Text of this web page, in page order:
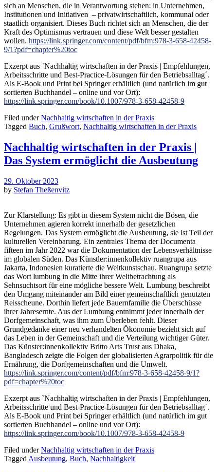
sich an Menschen, die in Verantwortung stehen: in Unternehmen,
Institutionen und Initiativen – privatwirtschaftlich, kommunal oder
staatlich organisiert. Dieses Buch richtet sich an Menschen, die der
Kraft des Optimismus vertrauen und diese Welt besser gestalten
wollen. https://link.springer.com/content/pdf/bfm:978-3-658-42458-
9/1?pdf=chapter%20toc
Exzerpt aus `Nachhaltig wirtschaften in der Praxis | Empfehlungen,
Arbeitsschritte und Best-Practice-Lösungen für den Betriebsalltag´.
Als E-Book und Print bei Springer erhältlich (und natürlich im gut
sortierten Buchhandel – online und vor Ort):
https://link.springer.com/book/10.1007/978-3-658-42458-9
Filed underNachhaltig wirtschaften in der Praxis
Tagged Buch, Grußwort, Nachhaltig wirtschaften in der Praxis
Nachhaltig wirtschaften in der Praxis |
Das System ermöglicht die Ausbeutung
29. Oktober 2023
by Stefan Theßenvitz
Zur Klarstellung: Es gibt in diesem System nicht die Bösen, die
Unternehmen agieren korrekt innerhalb der gesetzlichen
Regelungen. Das System ermöglicht die Ausbeutung, sie ist Teil der
kulturellen Vereinbarung. Ein zentrales Thema der Documenta
fifteen im Jahr 2022 war die Dokumentation der Lebensverhältnisse
im globalen Süden. Das Künstler:innenkollektiv ruangrupa aus
Jakarta, Indonesien kuratierte die Weltkunstschau. Ruangrupa setzte
das Wort lumbung in die Mitte ihrer Weltbetrachtung als
Sehnsuchtsort für eine mögliche bessere Welt. Lumbung beschreibt
den Umgang miteinander am Bild einer gemeinschaftlich genutzten
Reisscheune. Dorthin liefert jede Bauernfamilie die Überschüsse
ihrer Jahresernte. Aus der Lumbung entnimmt jeder innerhalb der
Dorfgemeinschaft, was ihm zum Überleben fehlt. Dieser
Grundgedanke einer neu verhandelten Ökonomie bezieht sich auf
das Leben in der Gemeinschaft und die Verteilung wichtiger Güter.
Das Künster:innenkollektiv Britto Arts Trust aus Dhaka,
Bangladesch zeigte die Folgen der globalisierten Agrarpolitik für die
Ernährung, die Dorfgemeinschaften und die Umwelt.
https://link.springer.com/content/pdf/bfm:978-3-658-42458-9/1?
pdf=chapter%20toc
Exzerpt aus `Nachhaltig wirtschaften in der Praxis | Empfehlungen,
Arbeitsschritte und Best-Practice-Lösungen für den Betriebsalltag´.
Als E-Book und Print bei Springer erhältlich (und natürlich im gut
sortierten Buchhandel – online und vor Ort):
https://link.springer.com/book/10.1007/978-3-658-42458-9
Filed underNachhaltig wirtschaften in der Praxis
Tagged Ausbeutung, Buch, Nachhaltigkeit